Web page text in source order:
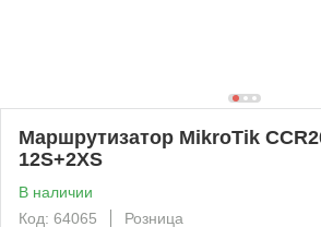
Маршрутизатор MikroTik
12S+2XS
В наличии
Код: 64065
Розница